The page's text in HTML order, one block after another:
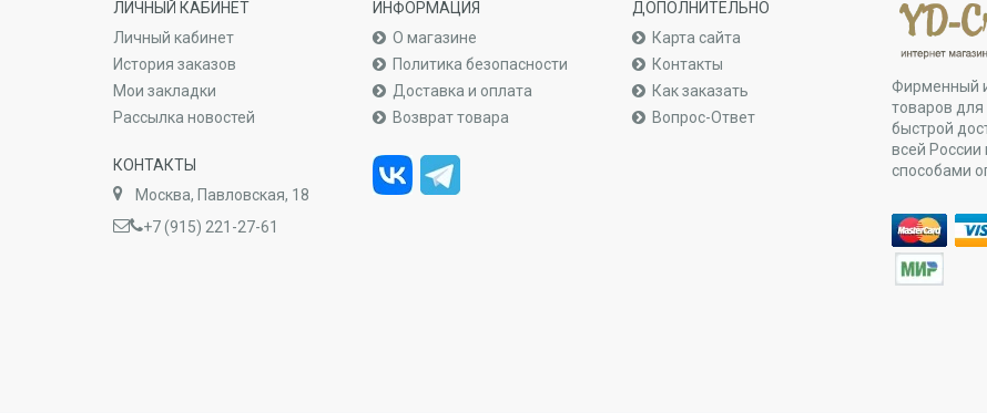
ЛИЧНЫЙ КАБИНЕТ
Личный кабинет
История заказов
Мои закладки
Рассылка новостей
КОНТАКТЫ
Москва, Павловская, 18
+7 (915) 221-27-61
ИНФОРМАЦИЯ
О магазине
Политика безопасности
Доставка и оплата
Возврат товара
ДОПОЛНИТЕЛЬНО
Карта сайта
Контакты
Как заказать
Вопрос-Ответ
Фирменный
товаров для
быстрой
всей
способами